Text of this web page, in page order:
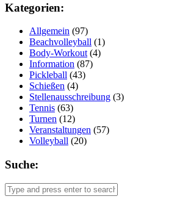
Kategorien:
Allgemein (97)
Beachvolleyball (1)
Body-Workout (4)
Information (87)
Pickleball (43)
Schießen (4)
Stellenausschreibung (3)
Tennis (63)
Turnen (12)
Veranstaltungen (57)
Volleyball (20)
Suche: